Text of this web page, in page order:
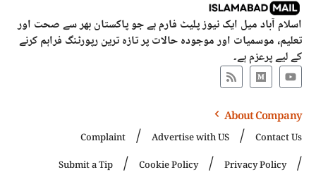
اسلام آباد میل ایک نیوز پلیٹ فارم ہے جو پاکستان بھر سے صحت اور
تعلیم، موسمیات اور موجودہ حالات پر تازہ ترین رپورٹنگ فراہم کرنے
کے لیے پرعزم ہے۔
About Company
Contact Us
Advertise with US
Complaint
Privacy Policy
Cookie Policy
Submit a Tip